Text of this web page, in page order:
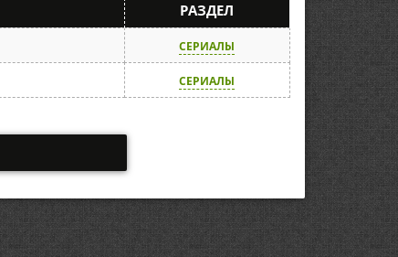
РАЗДЕЛ
СЕРИАЛЫ
СЕРИАЛЫ